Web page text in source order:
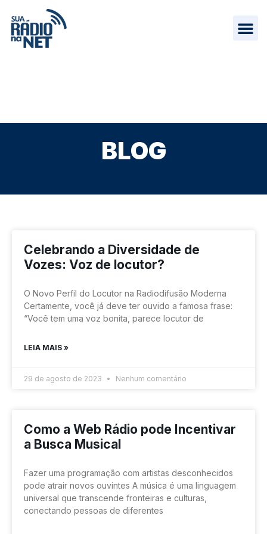
BLOG
Celebrando a Diversidade de
Vozes: Voz de locutor?
O Novo Perfil do Locutor na Radiodifusão Moderna
Certamente, você já deve ter ouvido a famosa frase:
“Você tem uma voz bonita, parece locutor de
LEIA MAIS »
29 de agosto de 2023 Nenhum comentário
Como a Web Rádio pode Incentivar
a Busca Musical
Fazer uma programação com artistas desconhecidos
pode atrair novos ouvintes A música é uma linguagem
universal que transcende fronteiras e culturas,
conectando pessoas de diferentes